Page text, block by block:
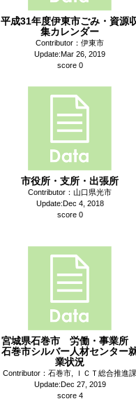
平成31年度伊東市ごみ・資源
集カレンダー
Contributor：伊東市
Update:Mar 26, 2019
score 0
市役所・支所・出張所
Contributor：山口県光市
Update:Dec 4, 2018
score 0
宮城県石巻市 労働・事業
石巻市シルバー人材センター
業状況
Contributor：石巻市, ＩＣＴ総合推進課
Update:Dec 27, 2019
score 4